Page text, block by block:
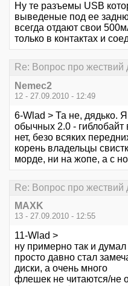
Ну те разъемы USB
выведеные под ее
всегда отдают свои
только в контактах и
Re: Вопрос про жествий
Nemec2
12 - 27.09.2010 - 12:49
6-Wlad > Та не, дядько.
обычных 2.0 -
нет, безо всяких
корень владельцы
морде, ни на жопе, а с
Re: Вопрос про жествий
MAXK
13 - 27.09.2010 - 12:55
11-Wlad >
ну примерно так и думал
просто давно стал
диски, а очень много
флешек не читаются/не